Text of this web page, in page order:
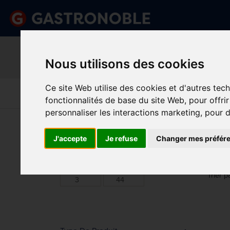
Nous utilisons des cookies
Ce site Web utilise des cookies et d'autres
fonctionnalités de base du site Web, pour offrir
personnaliser les interactions marketing, pour
J'accepte Je refuse Changer mes
done Gamme complète de produits donePrix compétitifs
Art De La
Table
Cuisine Froid
Matériel Électrique
De Cuisson
Usage unique et entretien
Prix
Trier